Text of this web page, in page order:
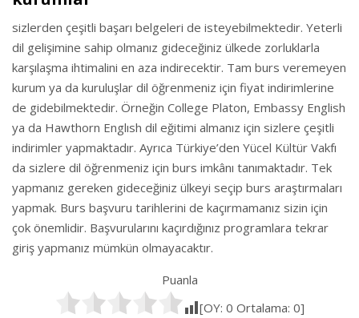
sizlerden çeşitli başarı belgeleri de isteyebilmektedir. Yeterli
dil gelişimine sahip olmanız gideceğiniz ülkede zorluklarla
karşılaşma ihtimalini en aza indirecektir. Tam burs veremeyen
kurum ya da kuruluşlar dil öğrenmeniz için fiyat indirimlerine
de gidebilmektedir. Örneğin College Platon, Embassy English
ya da Hawthorn Englısh dil eğitimi almanız için sizlere çeşitli
indirimler yapmaktadır. Ayrıca Türkiye’den Yücel Kültür Vakfı
da sizlere dil öğrenmeniz için burs imkânı tanımaktadır. Tek
yapmanız gereken gideceğiniz ülkeyi seçip burs araştırmaları
yapmak. Burs başvuru tarihlerini de kaçırmamanız sizin için
çok önemlidir. Başvurularını kaçırdığınız programlara tekrar
giriş yapmanız mümkün olmayacaktır.
Puanla
[OY: 0 Ortalama: 0]